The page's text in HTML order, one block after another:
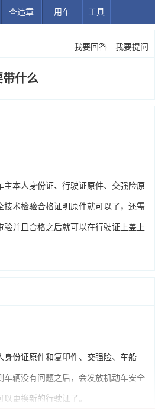
查违章 用车 工具
我要回答 我要提问
带什么
主本人身份证、行驶证原件、交强险原
术检验合格证明原件就可以了，还需
并且合格之后就可以在行驶证上盖上
身份证原件和复印件、交强险、车船
车辆没有问题之后，会发放机动车安全
更换新的行驶证了。